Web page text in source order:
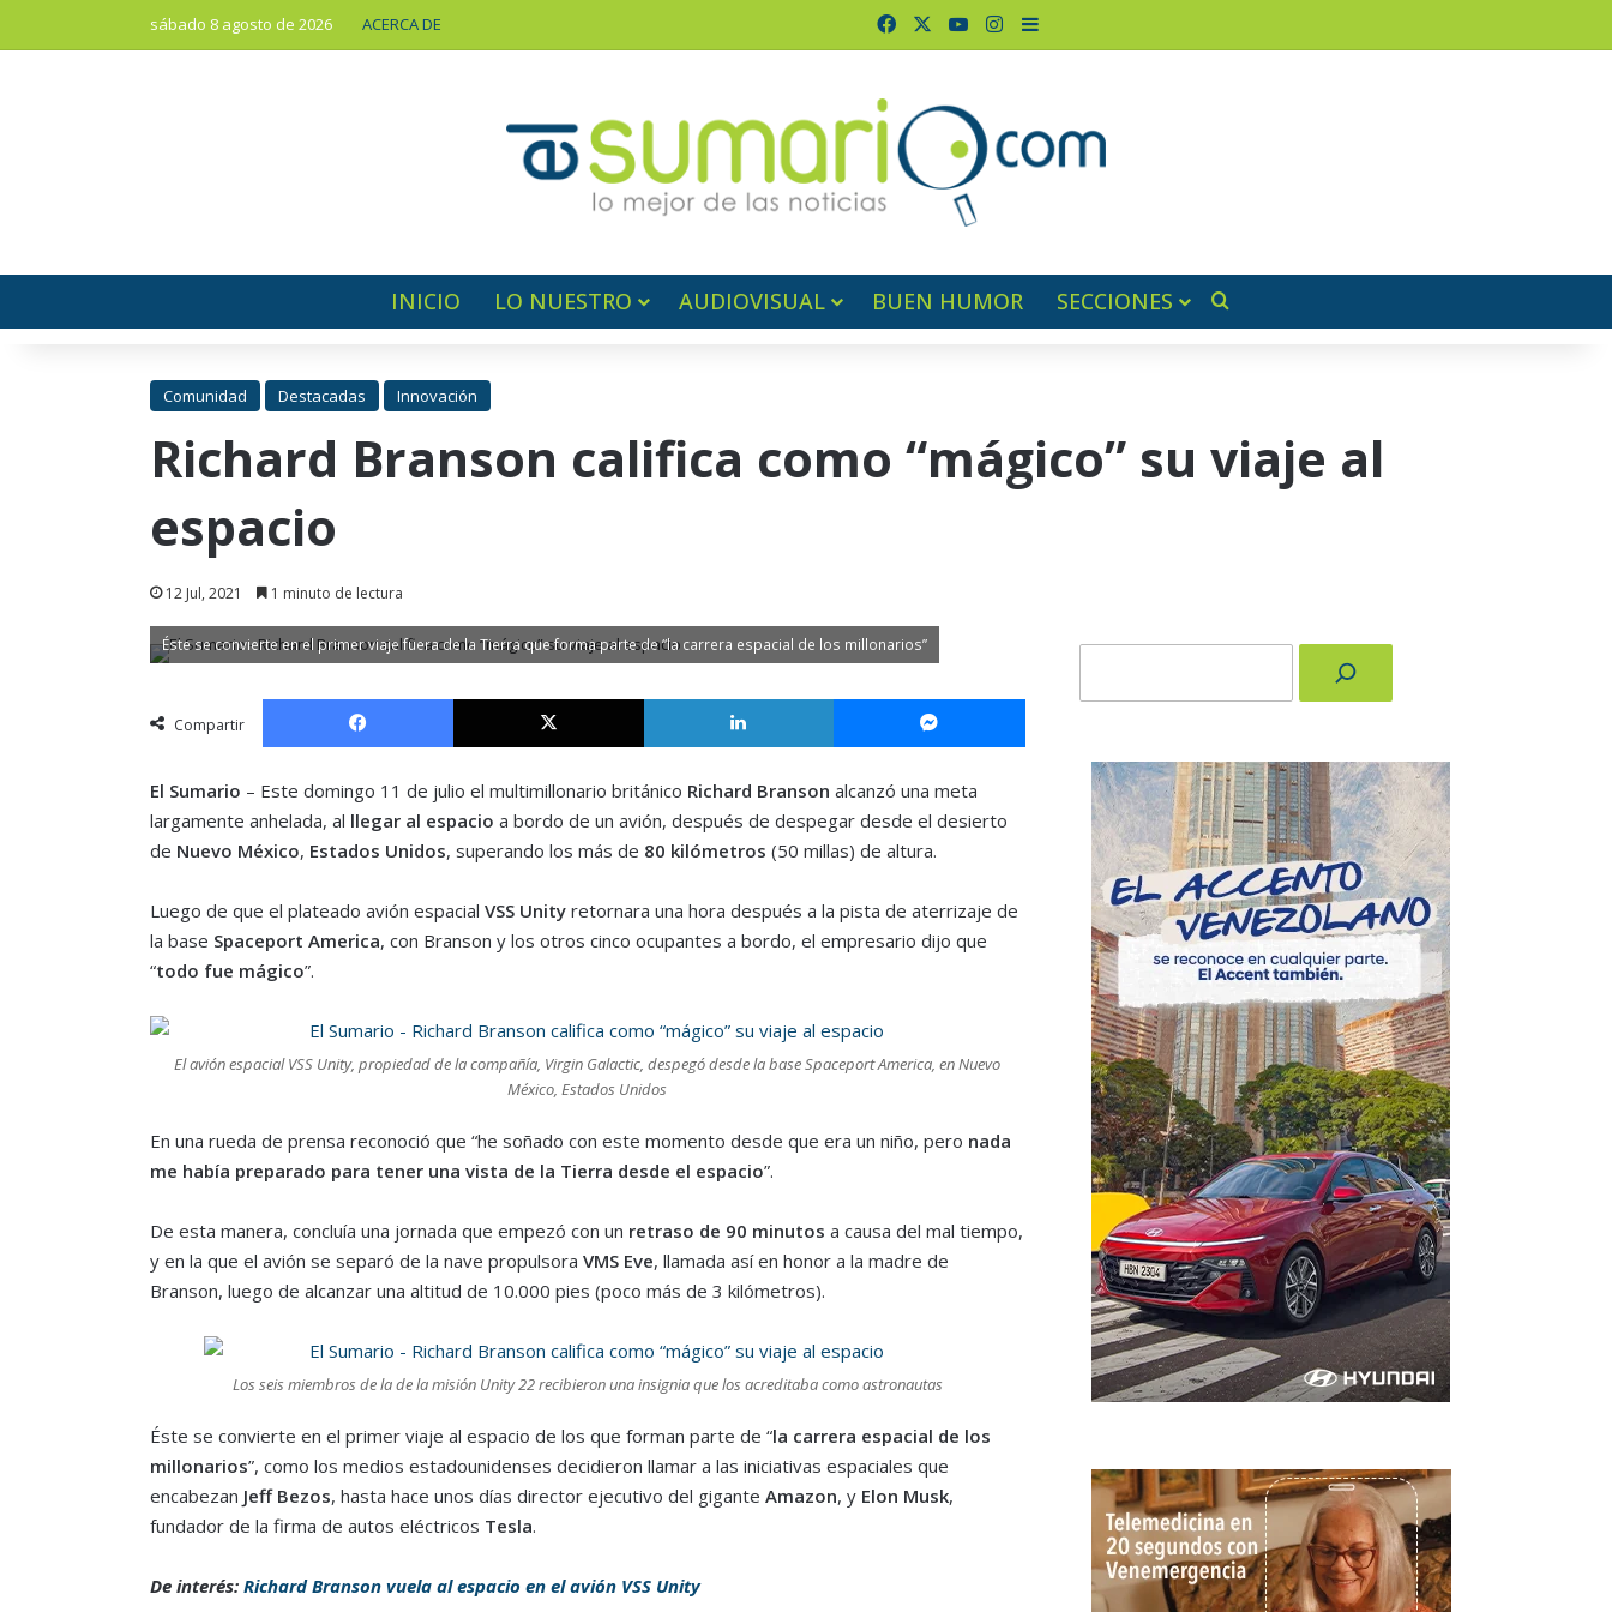
sábado 8 agosto de 2026 ACERCA DE FacebookYouTubeInstagram
Barra lateral
INICIO LO NUESTRO AUDIOVISUAL BUEN HUMOR SECCIONES
Comunidad Destacadas Innovación
Richard Branson califica como “mágico” su viaje al
espacio
12 Jul, 2021 1 minuto de lectura
Éste se convierte en el primer viaje fuera de la Tierra que forma parte de “la carrera espacial de los millonarios”
Compartir
Facebook X LinkedIn Messenger
El Sumario – Este domingo 11 de julio el multimillonario británico Richard Branson alcanzó una meta
largamente anhelada, al llegar al espacio a bordo de un avión, después de despegar desde el desierto
de Nuevo México, Estados Unidos, superando los más de 80 kilómetros (50 millas) de altura.
Luego de que el plateado avión espacial VSS Unityretornara una hora después a la pista de aterrizaje de
la base Spaceport America, con Branson y los otros cinco ocupantes a bordo, el empresario dijo que
“todo fue mágico”.
El avión espacial VSS Unity, propiedad de la compañía, Virgin Galactic, despegó desde la base Spaceport America, en Nuevo
México, Estados Unidos
En una rueda de prensa reconoció que “he soñado con este momento desde que era un niño, pero nada
me había preparado para tener una vista de la Tierra desde el espacio”.
De esta manera, concluía una jornada que empezó con un retraso de 90 minutos a causa del mal tiempo,
y en la que el avión se separó de la nave propulsora VMS Eve, llamada así en honor a la madre de
Branson, luego de alcanzar una altitud de 10.000 pies (poco más de 3 kilómetros).
Los seis miembros de la de la misión Unity 22 recibieron una insignia que los acreditaba como astronautas
Éste se convierte en el primer viaje al espacio de los que forman parte de “la carrera espacial de los
millonarios”, como los medios estadounidenses decidieron llamar a las iniciativas espaciales que
encabezan Jeff Bezos, hasta hace unos días director ejecutivo del gigante Amazon, y Elon Musk,
fundador de la firma de autos eléctricos Tesla.
De interés: Richard Branson vuela al espacio en el avión VSS Unity